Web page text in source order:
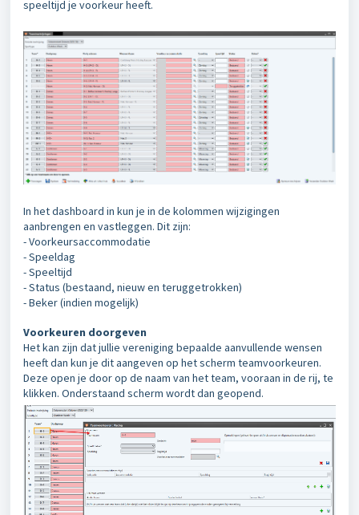
speeltijd je voorkeur heeft.
In het dashboard in kun je in de kolommen wijzigingen
aanbrengen en vastleggen. Dit zijn:
- Voorkeursaccommodatie
- Speeldag
- Speeltijd
- Status (bestaand, nieuw en teruggetrokken)
- Beker (indien mogelijk)
Voorkeuren doorgeven
Het kan zijn dat jullie vereniging bepaalde aanvullende wensen
heeft dan kun je dit aangeven op het scherm teamvoorkeuren.
Deze open je door op de naam van het team, vooraan in de rij, te
klikken. Onderstaand scherm wordt dan geopend.